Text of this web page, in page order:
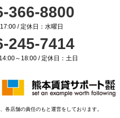
366-8800
/ 定休日：水曜日
245-7414
～18:00 / 定休日：土日
店舗の責任のもと運営をしております。